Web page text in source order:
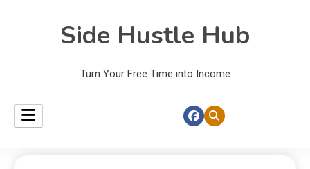
Side Hustle Hub
Turn Your Free Time into Income